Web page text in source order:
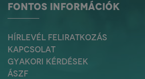
FONTOS INFORMÁCIÓK
HÍRLEVÉL FELIRATKOZÁS
KAPCSOLAT
GYAKORI KÉRDÉSEK
ÁSZF